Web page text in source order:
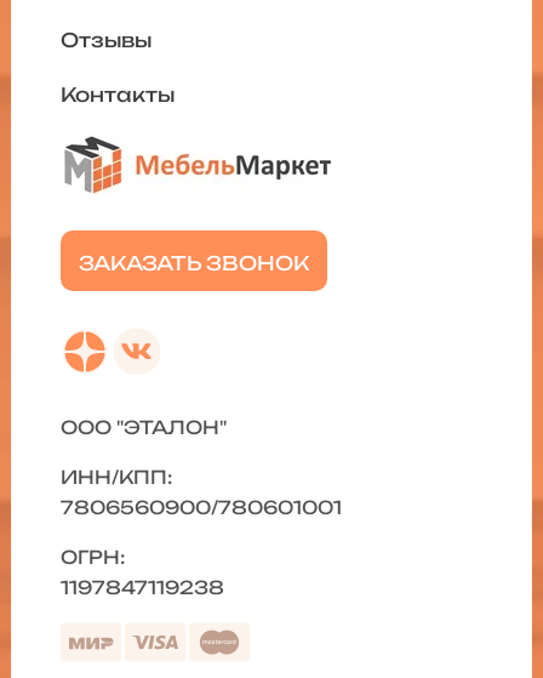
ЗАКАЗАТЬ ЗВОНОК
Отзывы
Контакты
ООО "ЭТАЛОН"
ИНН/КПП:
7806560900/780601001
ОГРН:
1197847119238